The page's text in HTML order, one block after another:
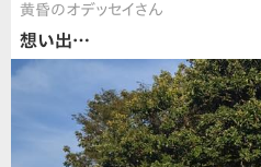
黄昏のオデッセイさん
想い出…